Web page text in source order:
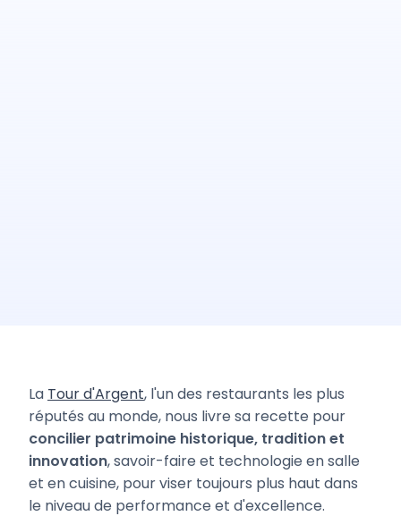
La Tour d'Argent, l'un des restaurants les plus
réputés au monde, nous livre sa recette pour
concilier patrimoine historique, tradition et
innovation, savoir-faire et technologie en salle
et en cuisine, pour viser toujours plus haut dans
le niveau de performance et d'excellence.